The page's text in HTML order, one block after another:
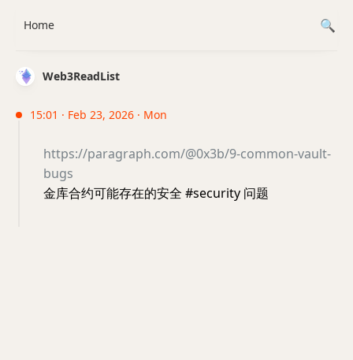
Web3ReadList
15:01 · Feb 23, 2026 · Mon
https://paragraph.com/@0x3b/9-common-vault-
bugs
金库合约可能存在的安全 #security 问题
Home